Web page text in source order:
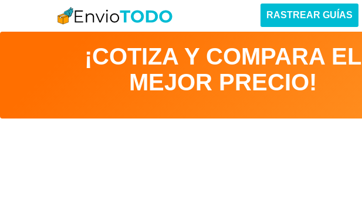
RASTREAR GUÍAS
¡COTIZA Y COMPARA EL
MEJOR PRECIO!